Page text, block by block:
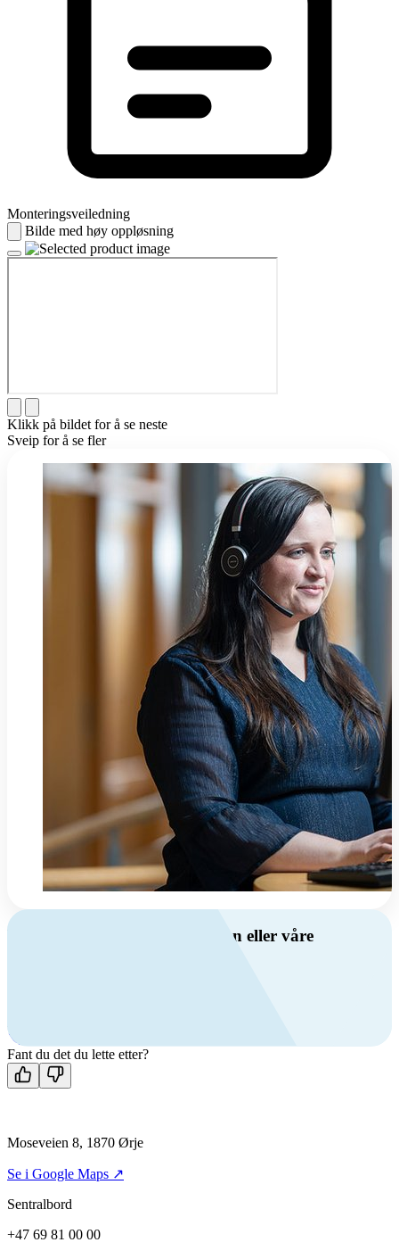
Monteringsveiledning
Bilde med høy oppløsning
Klikk på bildet for å se neste
Sveip for å se fler
Har du spørsmål om ventilasjon eller våre
Kontakt oss
Fant du det du lette etter?
Moseveien 8, 1870 Ørje
Se i Google Maps ↗
Sentralbord
+47 69 81 00 00